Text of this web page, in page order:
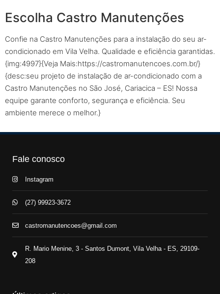
Escolha Castro Manutenções
Confie na Castro Manutenções para a instalação do seu ar-
condicionado em Vila Velha. Qualidade e eficiência garantidas.
{img:4997}{Veja Mais:https://castromanutencoes.com.br/}
{desc:seu projeto de instalação de ar-condicionado com a
Castro Manutenções no São José, Cariacica – ES! Nossa
equipe garante conforto, segurança e eficiência. Seu
ambiente merece o melhor.}
Fale conosco
Instagram
(27) 99923-3672
castromanutencoes@gmail.com
R. Mario Menine, 3 - Santos Dumont, Vila Velha - ES, 29109-
208